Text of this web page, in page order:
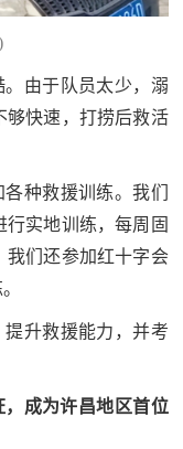
由于队员太少，溺
够快速，打捞后救活
种救援训练。我们
实地训练，每周固
我们还参加红十字会
升救援能力，并考
，成为许昌地区首位